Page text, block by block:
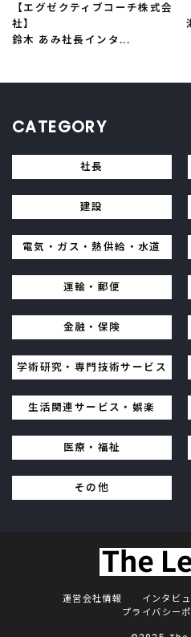
【エグゼクティブコーチ株式会
社】
鈴木 あみ社長インタ...
CATEGORY
社長
建設
電気・ガス・熱供給・水道
運輸・郵便
金融・保険
学術研究・専門技術サービス
生活関連サービス・娯楽
医療・福祉
その他
運営会社情報
インタビ
プライバシー